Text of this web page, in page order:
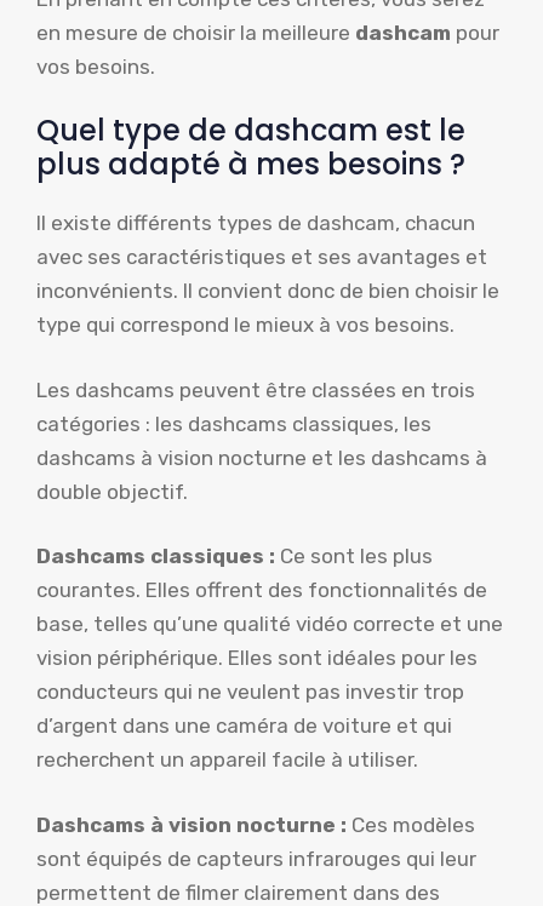
en mesure de choisir la meilleure dashcam pour
vos besoins.
Quel type de dashcam est le
plus adapté à mes besoins ?
Il existe différents types de dashcam, chacun
avec ses caractéristiques et ses avantages et
inconvénients. Il convient donc de bien choisir le
type qui correspond le mieux à vos besoins.
Les dashcams peuvent être classées en trois
catégories : les dashcams classiques, les
dashcams à vision nocturne et les dashcams à
double objectif.
Dashcams classiques : Ce sont les plus
courantes. Elles offrent des fonctionnalités de
base, telles qu’une qualité vidéo correcte et une
vision périphérique. Elles sont idéales pour les
conducteurs qui ne veulent pas investir trop
d’argent dans une caméra de voiture et qui
recherchent un appareil facile à utiliser.
Dashcams à vision nocturne : Ces modèles
sont équipés de capteurs infrarouges qui leur
permettent de filmer clairement dans des